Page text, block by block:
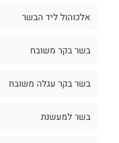
אלכוהול ליד הבשר
בשר בקר משובח
בשר בקר עגלה משובח
בשר למעשנת